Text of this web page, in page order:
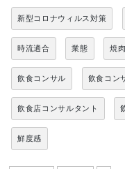
新型コロナウィルス対策
時流適合 業態 焼
飲食コンサル 飲食コン
飲食店コンサルタント
鮮度感